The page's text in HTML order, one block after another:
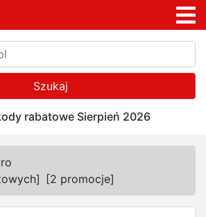
Szukaj
rabatowe Sierpień 2026
] [2 promocje]